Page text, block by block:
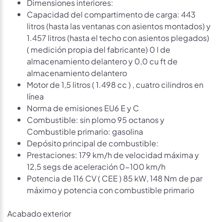
Capacidad del compartimento de carga: 443
litros (hasta las ventanas con asientos montados) y
1.457 litros (hasta el techo con asientos plegados)
( medición propia del fabricante) 0 l de
almacenamiento delantero y 0,0 cu ft de
almacenamiento delantero
Motor de 1,5 litros ( 1.498 cc ) , cuatro cilindros en
línea
Norma de emisiones EU6 E y C
Combustible: sin plomo 95 octanos y
Combustible primario: gasolina
Depósito principal de combustible:
Prestaciones: 179 km/h de velocidad máxima y
12,5 segs de aceleración 0-100 km/h
Potencia de 116 CV ( CEE ) 85 kW, 148 Nm de par
máximo y potencia con combustible primario
Acabado exterior